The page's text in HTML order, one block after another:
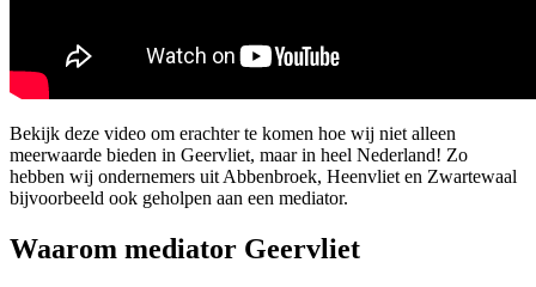
Bekijk deze video om erachter te komen hoe wij niet alleen
meerwaarde bieden in Geervliet, maar in heel Nederland! Zo
hebben wij ondernemers uit Abbenbroek, Heenvliet en Zwartewaal
bijvoorbeeld ook geholpen aan een mediator.
Waarom mediator Geervliet